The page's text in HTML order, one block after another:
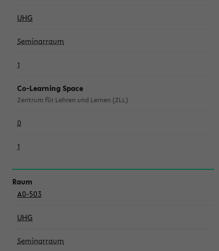
UHG
Seminarraum
1
Co-Learning Space
Zentrum für Lehren und Lernen (ZLL)
0
1
A0-503
UHG
Seminarraum